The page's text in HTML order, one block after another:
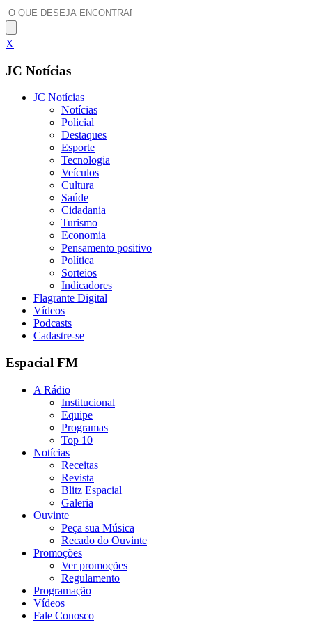
X
JC Notícias
JC Notícias
Notícias
Policial
Destaques
Esporte
Tecnologia
Veículos
Cultura
Saúde
Cidadania
Turismo
Economia
Pensamento positivo
Política
Sorteios
Indicadores
Flagrante Digital
Vídeos
Podcasts
Cadastre-se
Espacial FM
A Rádio
Institucional
Equipe
Programas
Top 10
Notícias
Receitas
Revista
Blitz Espacial
Galeria
Ouvinte
Peça sua Música
Recado do Ouvinte
Promoções
Ver promoções
Regulamento
Programação
Vídeos
Fale Conosco